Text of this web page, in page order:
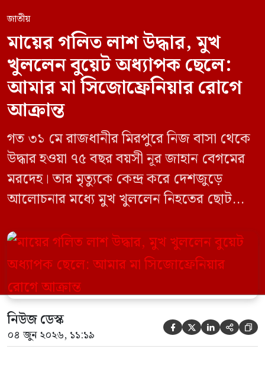
জাতীয়
মায়ের গলিত লাশ উদ্ধার, মুখ
খুললেন বুয়েট অধ্যাপক ছেলে:
আমার মা সিজোফ্রেনিয়ার রোগে
আক্রান্ত
গত ৩১ মে রাজধানীর মিরপুরে নিজ বাসা থেকে
উদ্ধার হওয়া ৭৫ বছর বয়সী নূর জাহান বেগমের
মরদেহ। তার মৃত্যুকে কেন্দ্র করে দেশজুড়ে
আলোচনার মধ্যে মুখ খুললেন নিহতের ছোট
(বুয়েট) অধ্যাপক একেএম আশিকুর রহমান।
তিনি পরিবারের বিরুদ্ধে ছড়ানো বিভিন্ন তথ্যকে
মিথ্যা বলে দাবি করেছেন। বুধবার (৩ জুন)
গণমাধ্যমে দেওয়া বক্তব্যে তিনি এই […]
নিউজ ডেস্ক
০৪ জুন ২০২৬, ১১:১৯     